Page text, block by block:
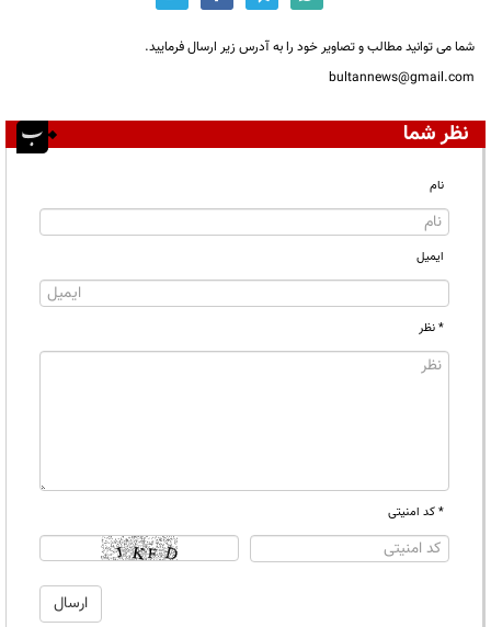
شما می توانید مطالب و تصاویر خود را به آدرس زیر ارسال فرمایید.
bultannews@gmail.com
نظر شما
نام
ایمیل
* نظر
* کد امنیتی